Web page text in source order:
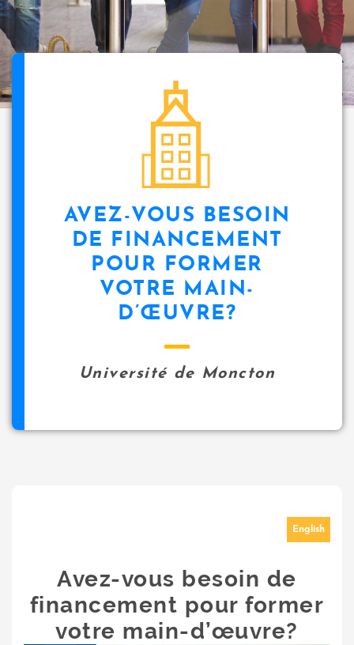
i
p
a
l
AVEZ-VOUS BESOIN
DE FINANCEMENT
POUR FORMER
VOTRE MAIN-
D’ŒUVRE?
Université de Moncton
English
Avez-vous besoin de
financement pour former
votre main-d’œuvre?